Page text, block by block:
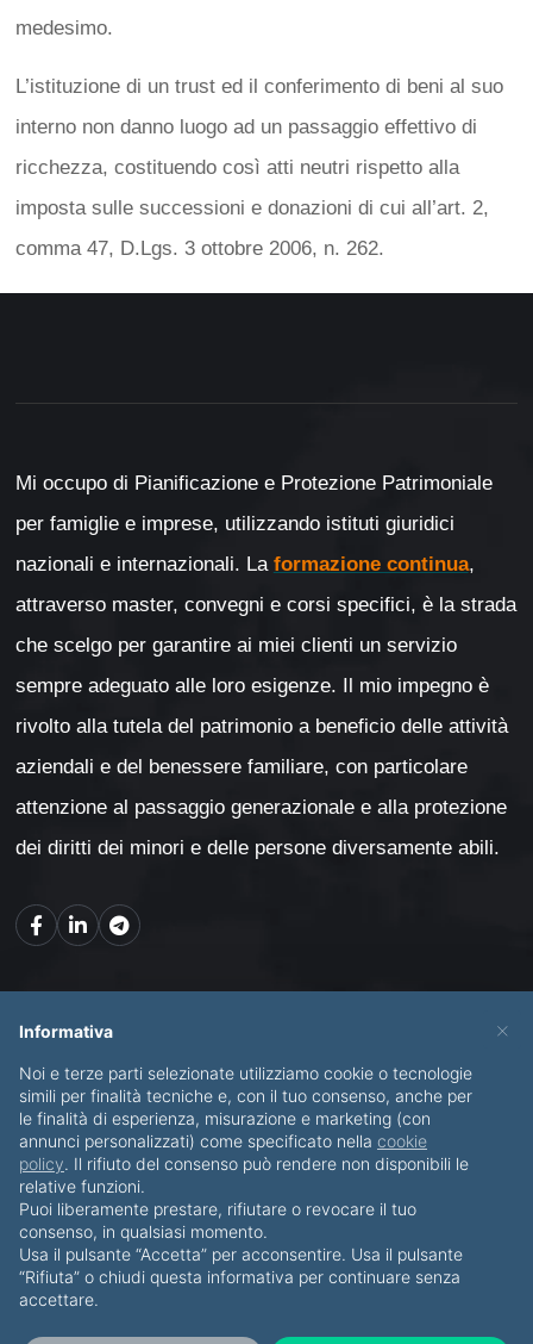
medesimo.
L’istituzione di un trust ed il conferimento di beni al suo
interno non danno luogo ad un passaggio effettivo di
ricchezza, costituendo così atti neutri rispetto alla
imposta sulle successioni e donazioni di cui all’art. 2,
comma 47, D.Lgs. 3 ottobre 2006, n. 262.
Mi occupo di Pianificazione e Protezione Patrimoniale
per famiglie e imprese, utilizzando istituti giuridici
nazionali e internazionali. La formazione continua,
attraverso master, convegni e corsi specifici, è la strada
che scelgo per garantire ai miei clienti un servizio
sempre adeguato alle loro esigenze. Il mio impegno è
rivolto alla tutela del patrimonio a beneficio delle attività
aziendali e del benessere familiare, con particolare
attenzione al passaggio generazionale e alla protezione
dei diritti dei minori e delle persone diversamente abili.
CHI SONO SERVIZI
BLOG CONTATTI
© Copyright 2012-2026 Piero Di Bello & Partners
Tutti i diritti riservati
×
Informativa
Noi e terze parti selezionate utilizziamo cookie o tecnologie
simili per finalità tecniche e, con il tuo consenso, anche per
le finalità di esperienza, misurazione e marketing (con
annunci personalizzati) come specificato nella cookie
policy. Il rifiuto del consenso può rendere non disponibili le
relative funzioni.
Puoi liberamente prestare, rifiutare o revocare il tuo
consenso, in qualsiasi momento.
Usa il pulsante “Accetta” per acconsentire. Usa il pulsante
“Rifiuta” o chiudi questa informativa per continuare senza
accettare.